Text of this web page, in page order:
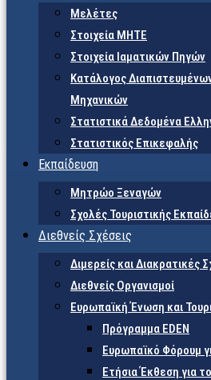
Μελέτες
Στοιχεία ΜΗΤΕ
Στοιχεία Ιαματικών Πηγών
Κατάλογος
Μηχανικών
Στατιστικά Δεδομένα
Στατιστικός Επικεφαλής
Εκπαίδευση
Μητρώο Ξεναγών
Σχολές Τουριστικής
Διεθνείς Σχέσεις
Διμερείς και Διακρατικές
Διεθνείς Οργανισμοί
Ευρωπαϊκή Ένωση και
Πρόγραμμα EDEN
Ευρωπαϊκό Φόρουμ
Ετήσια Έκθεση για